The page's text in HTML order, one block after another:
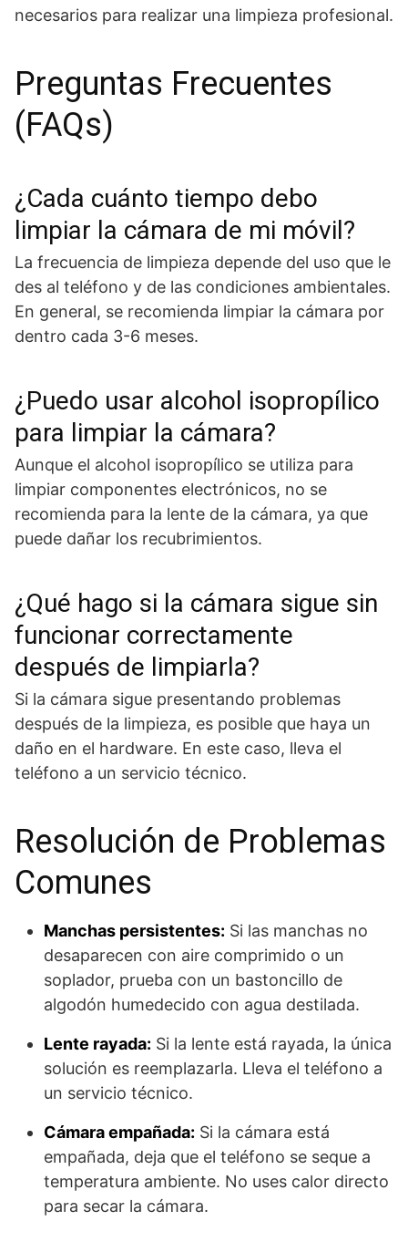
necesarios para realizar una limpieza profesional.
Preguntas Frecuentes
(FAQs)
¿Cada cuánto tiempo debo
limpiar la cámara de mi móvil?
La frecuencia de limpieza depende del uso que le
des al teléfono y de las condiciones ambientales.
En general, se recomienda limpiar la cámara por
dentro cada 3-6 meses.
¿Puedo usar alcohol isopropílico
para limpiar la cámara?
Aunque el alcohol isopropílico se utiliza para
limpiar componentes electrónicos, no se
recomienda para la lente de la cámara, ya que
puede dañar los recubrimientos.
¿Qué hago si la cámara sigue sin
funcionar correctamente
después de limpiarla?
Si la cámara sigue presentando problemas
después de la limpieza, es posible que haya un
daño en el hardware. En este caso, lleva el
teléfono a un servicio técnico.
Resolución de Problemas
Comunes
Manchas persistentes: Si las manchas no
desaparecen con aire comprimido o un
soplador, prueba con un bastoncillo de
algodón humedecido con agua destilada.
Lente rayada: Si la lente está rayada, la única
solución es reemplazarla. Lleva el teléfono a
un servicio técnico.
Cámara empañada: Si la cámara está
empañada, deja que el teléfono se seque a
temperatura ambiente. No uses calor directo
para secar la cámara.